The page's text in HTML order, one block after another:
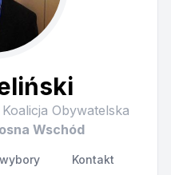
Obywatelska
Wschód
Kontakt